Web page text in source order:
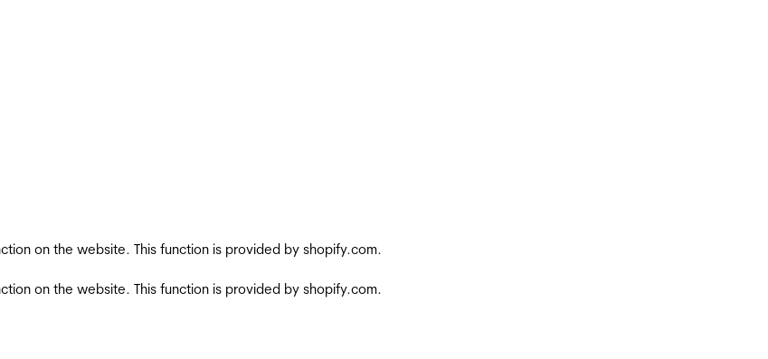
on the website. This function is provided by shopify.com.
on the website. This function is provided by shopify.com.